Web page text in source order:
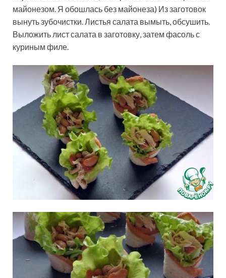
майонезом. Я обошлась без майонеза) Из заготовок
вынуть зубочистки. Листья салата вымыть, обсушить.
Выложить лист салата в заготовку, затем фасоль с
куриным филе.